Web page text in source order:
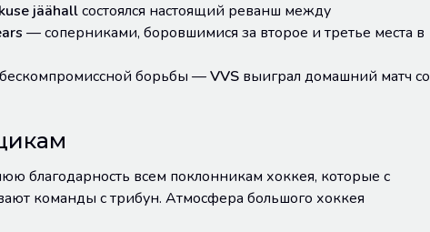
jäähallсостоялся настоящий реванш между
— соперниками, боровшимися за второе и третье места в
борьбы —VVS выиграл домашний матч со
благодарность всем поклонникам хоккея, которые с
команды с трибун. Атмосфера большого хоккея